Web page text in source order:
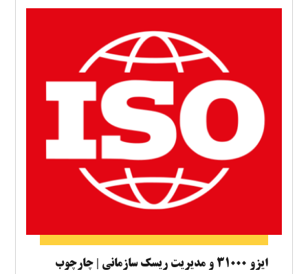
ایزو ۳۱۰۰۰ و مدیریت ریسک سازمانی | چارچوب